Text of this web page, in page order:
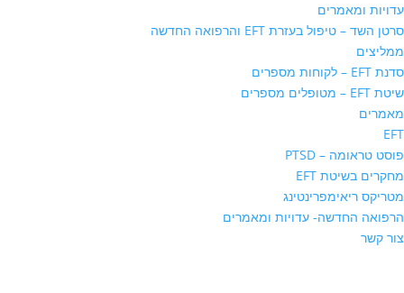
עדויות ומאמרים
סרטן השד – טיפול בעזרת EFT והרפואה החדשה
ממליצים
סדנת EFT – לקוחות מספרים
שיטת EFT – מטופלים מספרים
מאמרים
EFT
פוסט טראומה – PTSD
מחקרים בשיטת EFT
מטריקס ריאימפרינטינג
הרפואה החדשה- עדויות ומאמרים
צור קשר